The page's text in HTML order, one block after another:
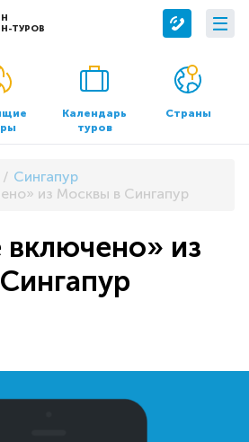
ТУРОВ
О компании
О нас
Контакты
Документы и реквизиты
Календарь
туров
Страны
Сингапур
из Москвы в Сингапур
включено» из